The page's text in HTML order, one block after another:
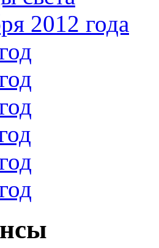
2012 года